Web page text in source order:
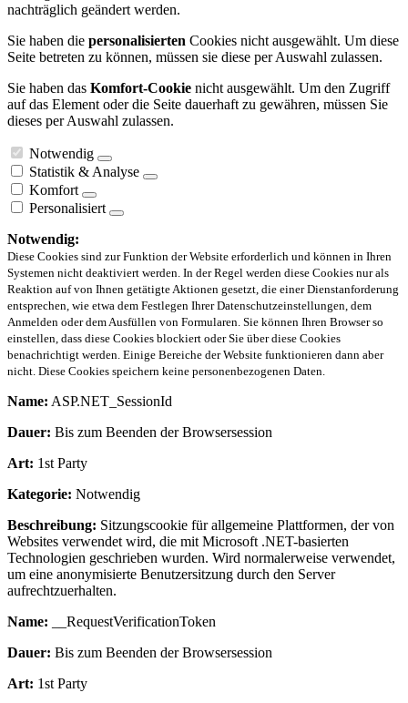
nachträglich geändert werden.
Sie haben die personalisierten Cookies nicht ausgewählt. Um diese
Seite betreten zu können, müssen sie diese per Auswahl zulassen.
Sie haben das Komfort-Cookie nicht ausgewählt. Um den Zugriff
auf das Element oder die Seite dauerhaft zu gewähren, müssen Sie
dieses per Auswahl zulassen.
Notwendig
Statistik & Analyse
Komfort
Personalisiert
Notwendig:
Diese Cookies sind zur Funktion der Website erforderlich und können in Ihren
Systemen nicht deaktiviert werden. In der Regel werden diese Cookies nur als
Reaktion auf von Ihnen getätigte Aktionen gesetzt, die einer Dienstanforderung
entsprechen, wie etwa dem Festlegen Ihrer Datenschutzeinstellungen, dem
Anmelden oder dem Ausfüllen von Formularen. Sie können Ihren Browser so
einstellen, dass diese Cookies blockiert oder Sie über diese Cookies
benachrichtigt werden. Einige Bereiche der Website funktionieren dann aber
nicht. Diese Cookies speichern keine personenbezogenen Daten.
Name: ASP.NET_SessionId
Dauer: Bis zum Beenden der Browsersession
Art: 1st Party
Kategorie: Notwendig
Beschreibung: Sitzungscookie für allgemeine Plattformen, der von
Websites verwendet wird, die mit Microsoft .NET-basierten
Technologien geschrieben wurden. Wird normalerweise verwendet,
um eine anonymisierte Benutzersitzung durch den Server
aufrechtzuerhalten.
Name: __RequestVerificationToken
Dauer: Bis zum Beenden der Browsersession
Art: 1st Party